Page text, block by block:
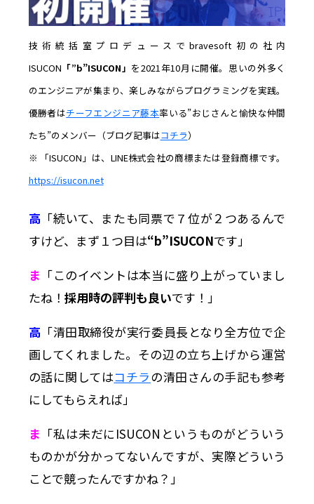
技術統括室プロデュースでbravesoft初の社内
ISUCON 「”b”ISUCON」 を2021年10月に開催。思いの外多く
のエンジニアが集まり、楽しみながらプログラミングを実践。
優勝者はチーフエンジニア藤本率いる”おじさんと愉快な仲間
たち”のメンバー（ブログ記事はコチラ）
※ 「ISUCON」は、 LINE株式会社の商標または登録商標です。
https://isucon.net
高 「続いて、またも同票で７位が２つあるんで
すけど、まず１つ目は“b”ISUCONです」
ま 「このイベントは本当に盛り上がっていまし
たね！ 採用時の評判も良いです！」
高 「清田取締役が実行委員長となり全方位で企
画してくれました。その辺の立ち上げから運営
の話に関してはコチラの清田さんの手記も参考
にしてもらえれば」
ま 「私は未だにISUCONというものがどういう
ものかが分かってないんですが、実際どういう
ことで競ったんですかね？」